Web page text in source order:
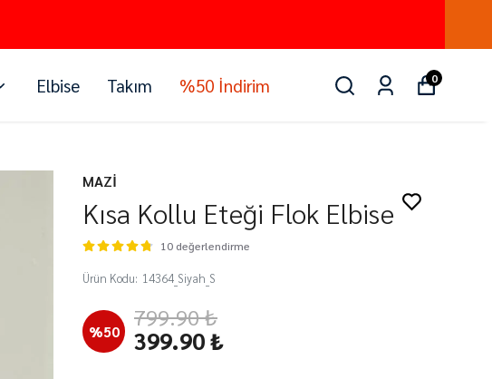
Elbise Takım %50 İndirim 0
MAZİ
Kısa Kollu Eteği Flok Elbise
10 değerlendirme
Ürün Kodu: 14364_Siyah_S
%50 799.90 ₺
399.90 ₺